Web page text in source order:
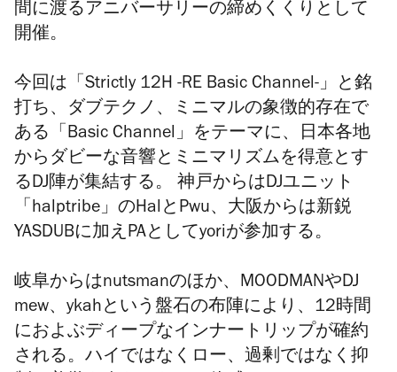
間に渡るアニバーサリーの締めくくりとして
開催。
今回は「Strictly 12H -RE Basic Channel-」と銘
打ち、ダブテクノ、ミニマルの象徴的存在で
ある「Basic Channel」をテーマに、日本各地
からダビーな音響とミニマリズムを得意とす
るDJ陣が集結する。 神戸からはDJユニット
「halptribe」のHalとPwu、大阪からは新鋭
YASDUBに加えPAとしてyoriが参加する。
岐阜からはnutsmanのほか、MOODMANやDJ
mew、ykahという盤石の布陣により、12時間
におよぶディープなインナートリップが確約
される。ハイではなくロー、過剰ではなく抑